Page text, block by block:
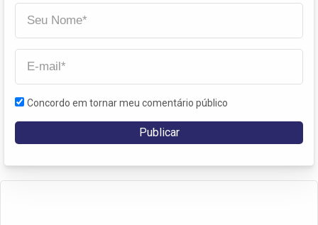
Concordo em tornar meu comentário público